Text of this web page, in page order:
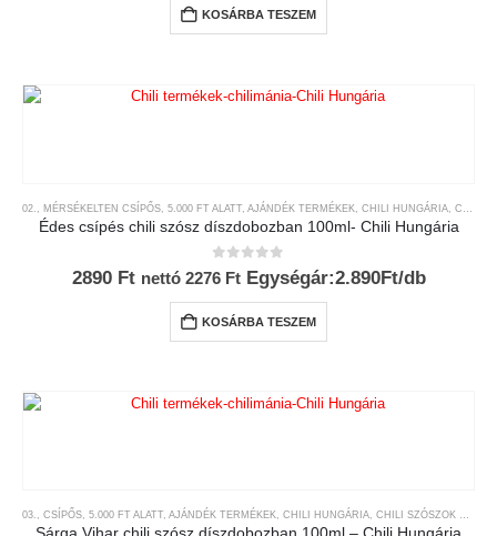
KOSÁRBA TESZEM
02., MÉRSÉKELTEN CSÍPŐS 5.000 FT ALATT AJÁNDÉK TERMÉKEK CHILI HUNGÁRIA CHILI SZÓSZOK ÉS KRÉMEK
Édes csípés chili szósz díszdobozban 100ml- Chili Hungária
0 az 5-ből
2890 Ft nettó 2276 Ft Egységár:2.890Ft/db
KOSÁRBA TESZEM
03., CSÍPŐS, 5.000 FT ALATT, AJÁNDÉK TERMÉKEK, CHILI HUNGÁRIA, CHILI SZÓSZOK ÉS KRÉMEK